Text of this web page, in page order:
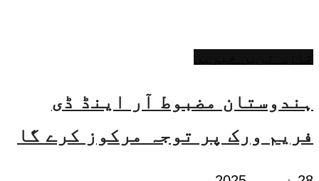
ہندوستان مضبوط آر اینڈ ڈی
فریم ورک پر توجہ مرکوز کرے گا